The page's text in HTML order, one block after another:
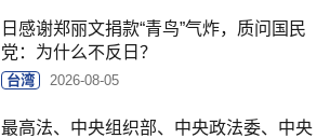
日感谢郑丽文捐款“青鸟”气炸，质问国民
党：为什么不反日？
台湾 2026-08-05
最高法、中央组织部、中央政法委、中央